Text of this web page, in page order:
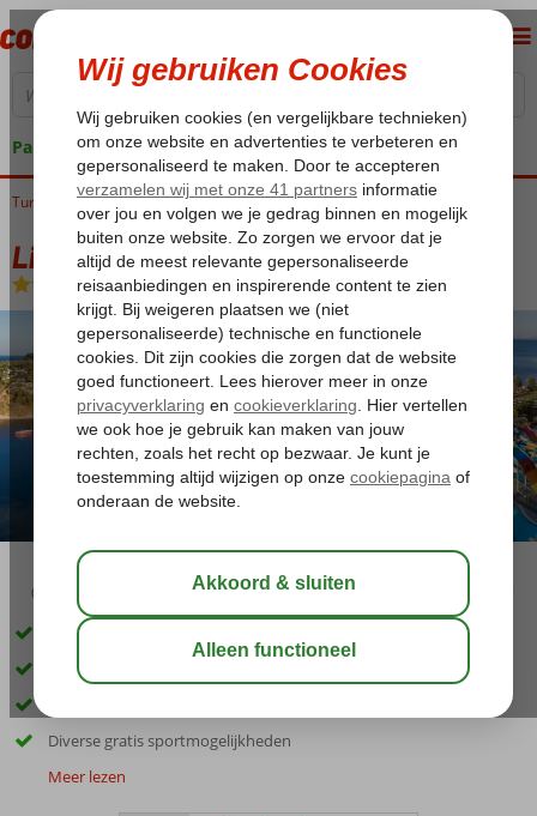
Pakketgarantie
Home
Turkije Egeische kust Kusadasi Ladies Beach Liberty Kusadasi
Liberty Kusadasi
Ultra All Inclusive-Hotel
03:15
Met een privé strand
Diverse à-la-carte toprestaurants
Diverse gratis sportmogelijkheden
Meer lezen